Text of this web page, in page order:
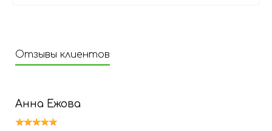
Отзывы клиентов
Анна Ежова